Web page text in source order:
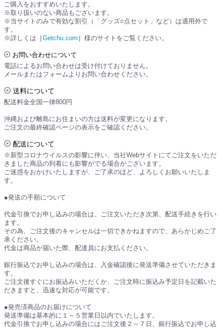
ご購入をおすすめいたします。
※取り扱いのない商品もございます。
※当サイトのみで有効な割引（「グッズ○点セット」など）は適用外で
す。
※詳しくは［Getchu.com ］様のサイトをご覧ください。
お問い合わせについて
電話によるお問い合わせは受け付けておりません。
メールまたはフォームよりお問い合わせください。
送料について
配送料金全国一律800円
沖縄および離島にお住まいの方は送料が変更になります。
ご注文の最終確認ページの表示をご確認ください。
配送について
※新型コロナウイルスの影響に伴い、当社Webサイトにてご注文をいただ
きました商品の到着にも影響がでる場合がございます。
ご迷惑をおかけいたしますが、ご了承のほど、よろしくお願いいたしま
す。
●発送の手順について
代金引換でお申し込みの場合は、ご注文いただき次第、配送手続きを行い
ます。
その為、ご注文後のキャンセルは一切できかねますので、あらかじめご了
承ください。
代金は商品が届いた際、配達員にお支払ください。
銀行振込でお申し込みの場合は、入金確認後に発送準備させていただきま
す。
ご注文後すぐにお振込みいただくか、ご注文時に振込み予定日を記載いた
だきますと、迅速な対応が可能です。
●発売済商品のお届けについて
発送準備は基本的に１～５営業日以内でいたします。
代金引換でお申し込みの場合にはご注文後２～７日、銀行振込でお申し込